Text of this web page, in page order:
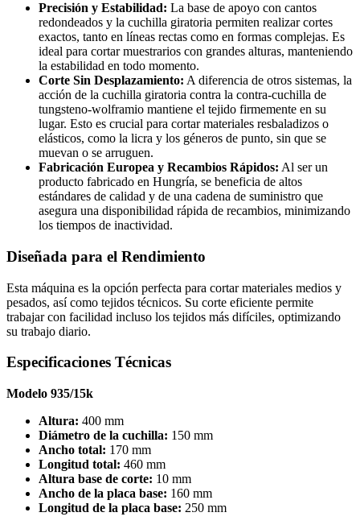
Precisión y Estabilidad: La base de apoyo con cantos
redondeados y la cuchilla giratoria permiten realizar cortes
exactos, tanto en líneas rectas como en formas complejas. Es
ideal para cortar muestrarios con grandes alturas, manteniendo
la estabilidad en todo momento.
Corte Sin Desplazamiento: A diferencia de otros sistemas, la
acción de la cuchilla giratoria contra la contra-cuchilla de
tungsteno-wolframio mantiene el tejido firmemente en su
lugar. Esto es crucial para cortar materiales resbaladizos o
elásticos, como la licra y los géneros de punto, sin que se
muevan o se arruguen.
Fabricación Europea y Recambios Rápidos: Al ser un
producto fabricado en Hungría, se beneficia de altos
estándares de calidad y de una cadena de suministro que
asegura una disponibilidad rápida de recambios, minimizando
los tiempos de inactividad.
Diseñada para el Rendimiento
Esta máquina es la opción perfecta para cortar materiales medios y
pesados, así como tejidos técnicos. Su corte eficiente permite
trabajar con facilidad incluso los tejidos más difíciles, optimizando
su trabajo diario.
Especificaciones Técnicas
Modelo 935/15k
Altura: 400 mm
Diámetro de la cuchilla: 150 mm
Ancho total: 170 mm
Longitud total: 460 mm
Altura base de corte: 10 mm
Ancho de la placa base: 160 mm
Longitud de la placa base: 250 mm